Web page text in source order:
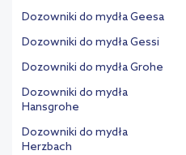
Dozowniki do mydła Geesa
Dozowniki do mydła Gessi
Dozowniki do mydła Grohe
Dozowniki do mydła
Hansgrohe
Dozowniki do mydła
Herzbach